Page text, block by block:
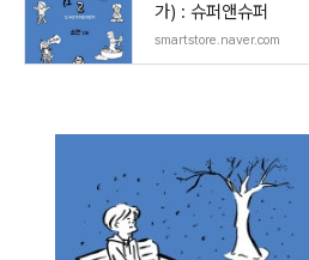
가) : 슈퍼앤슈퍼
smartstore.naver.com